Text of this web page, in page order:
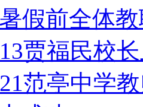
假前全体
贾福民校
范亭中学